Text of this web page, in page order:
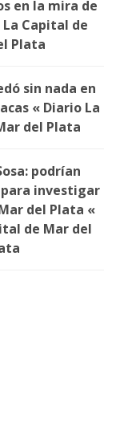
en la mira de
La Capital de
Plata
sin nada en
« Diario La
del Plata
podrían
investigar
del Plata «
de Mar del